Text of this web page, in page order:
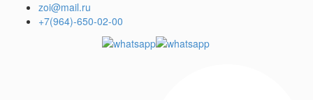
+7(964)-650-02-00